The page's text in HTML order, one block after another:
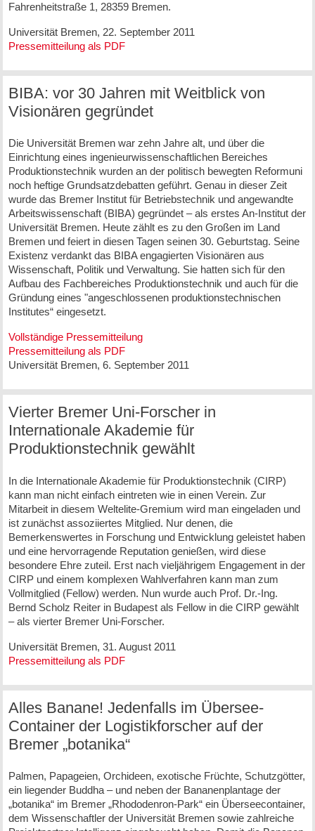
Fahrenheitstraße 1, 28359 Bremen.
Universität Bremen, 22. September 2011
Pressemitteilung als PDF
BIBA: vor 30 Jahren mit Weitblick von
Visionären gegründet
Die Universität Bremen war zehn Jahre alt, und über die
Einrichtung eines ingenieurwissenschaftlichen Bereiches
Produktionstechnik wurden an der politisch bewegten Reformuni
noch heftige Grundsatzdebatten geführt. Genau in dieser Zeit
wurde das Bremer Institut für Betriebstechnik und angewandte
Arbeitswissenschaft (BIBA) gegründet – als erstes An-Institut der
Universität Bremen. Heute zählt es zu den Großen im Land
Bremen und feiert in diesen Tagen seinen 30. Geburtstag. Seine
Existenz verdankt das BIBA engagierten Visionären aus
Wissenschaft, Politik und Verwaltung. Sie hatten sich für den
Aufbau des Fachbereiches Produktionstechnik und auch für die
Gründung eines "angeschlossenen produktionstechnischen
Institutes“ eingesetzt.
Vollständige Pressemitteilung
Pressemitteilung als PDF
Universität Bremen, 6. September 2011
Vierter Bremer Uni-Forscher in
Internationale Akademie für
Produktionstechnik gewählt
In die Internationale Akademie für Produktionstechnik (CIRP)
kann man nicht einfach eintreten wie in einen Verein. Zur
Mitarbeit in diesem Weltelite-Gremium wird man eingeladen und
ist zunächst assoziiertes Mitglied. Nur denen, die
Bemerkenswertes in Forschung und Entwicklung geleistet haben
und eine hervorragende Reputation genießen, wird diese
besondere Ehre zuteil. Erst nach vieljährigem Engagement in der
CIRP und einem komplexen Wahlverfahren kann man zum
Vollmitglied (Fellow) werden. Nun wurde auch Prof. Dr.-Ing.
Bernd Scholz Reiter in Budapest als Fellow in die CIRP gewählt
– als vierter Bremer Uni-Forscher.
Universität Bremen, 31. August 2011
Pressemitteilung als PDF
Alles Banane! Jedenfalls im Übersee-
Container der Logistikforscher auf der
Bremer „botanika“
Palmen, Papageien, Orchideen, exotische Früchte, Schutzgötter,
ein liegender Buddha – und neben der Bananenplantage der
„botanika“ im Bremer „Rhododenron-Park“ ein Überseecontainer,
dem Wissenschaftler der Universität Bremen sowie zahlreiche